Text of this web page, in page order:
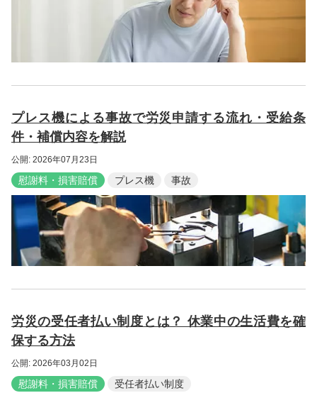
プレス機による事故で労災申請する流れ・受給条
件・補償内容を解説
公開: 2026年07月23日
慰謝料・損害賠償 プレス機 事故
労災の受任者払い制度とは？ 休業中の生活費を確
保する方法
公開: 2026年03月02日
慰謝料・損害賠償 受任者払い制度